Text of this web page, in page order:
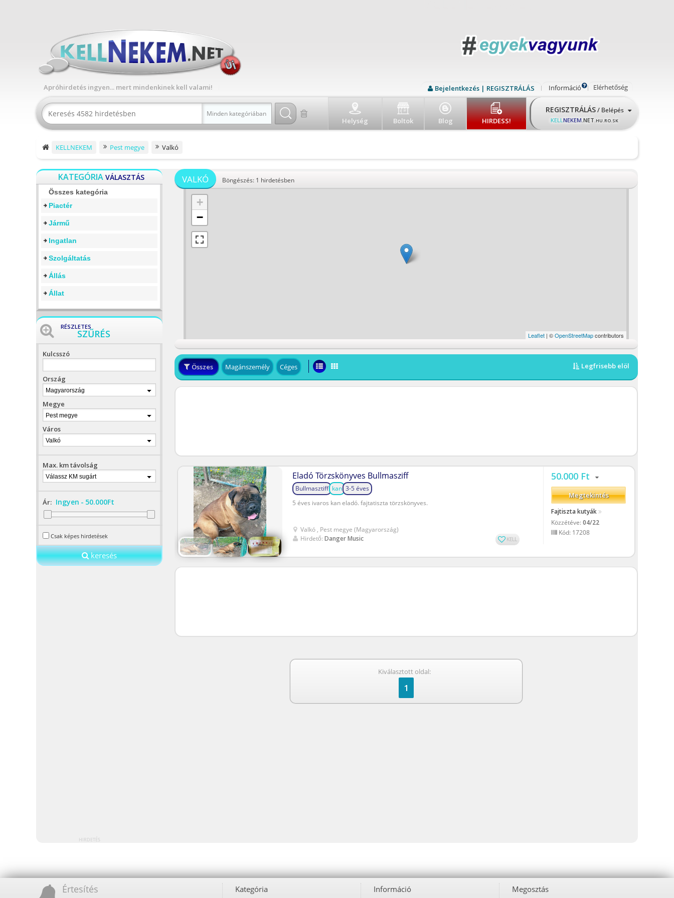
Apróhirdetés ingyen... mert mindenkinek kell valami! Elérhetőség
Információ
Bejelentkezés | REGISZTRÁLÁS
Minden kategóriában
Helység Boltok Blog HIRDESS!
REGISZTRÁLÁS/ Belépés
KELLNEKEM.NET.HU.RO.SK
KELLNEKEM Pest megye Valkó
KATEGÓRIA VÁLASZTÁS
Összes kategória
Piactér
Jármű
Ingatlan
Szolgáltatás
Állás
Állat
RÉSZLETES
SZŰRÉS
Kulcsszó
Ország
Magyarország
Megye
Pest megye
Város
Valkó
Max. km távolság
Válassz KM sugárt
Ár: Ingyen - 50.000Ft
Csak képes hirdetések
keresés
VALKÓ Böngészés: 1 hirdetésben
+
−
Leaflet| ©OpenStreetMapcontributors
Összes Magánszemély Céges Legfrisebb elöl
50.000 Ft
Megtekintés
Fajtiszta kutyák
Közzétéve:04/22
Kód: 17208
Eladó Törzskönyves Bullmasziff
Bullmasztiff kan 3-5 éves
5 éves ivaros kan eladó. fajtatiszta törzskönyves.
Valkó , Pest megye (Magyarország)
Hirdető: Danger Music KELL
Kiválasztott oldal:
1
HIRDETÉS
Értesítés Kategória Információ Megosztás